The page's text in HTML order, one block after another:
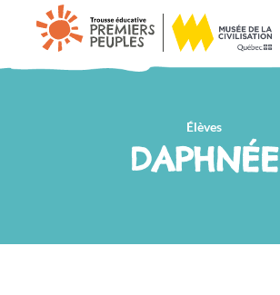
Élèves
DAPHNÉE